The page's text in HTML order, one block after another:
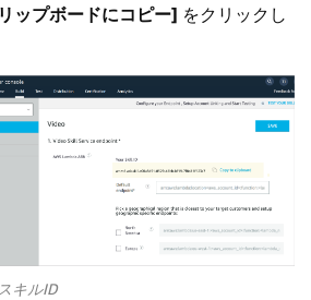
ップボードにコピー] をクリックし
キルID